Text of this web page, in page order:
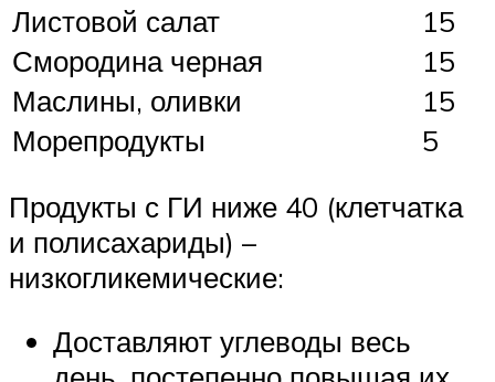
Листовой салат
15
Смородина черная
15
Маслины, оливки
15
Морепродукты
5
Продукты с ГИ ниже 40 (клетчатка
и полисахариды) –
низкогликемические:
Доставляют углеводы весь